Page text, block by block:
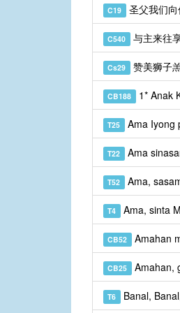
C19 圣父我们向
C540 与主来往
Cs29 赞美狮子
CB188 1* Anak
T25 Ama Iyong
T22 Ama
T52 Ama,
T4 Ama, sinta
CB52 Amahan
CB25 Amahan,
T6 Banal,